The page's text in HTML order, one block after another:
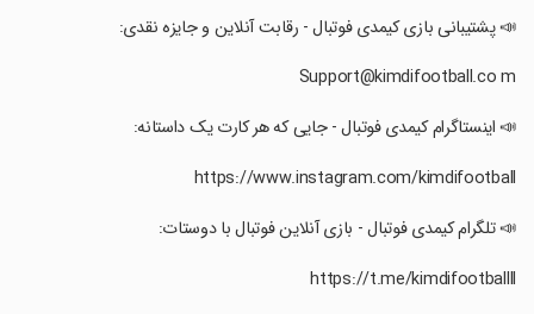
‏📣 پشتیبانی بازی کیمدی فوتبال - رقابت آنلاین و جایزه نقدی:
‏📣 اینستاگرام کیمدی فوتبال - جایی که هر کارت یک داستانه:
‏📣 تلگرام کیمدی فوتبال - بازی آنلاین فوتبال با دوستات: